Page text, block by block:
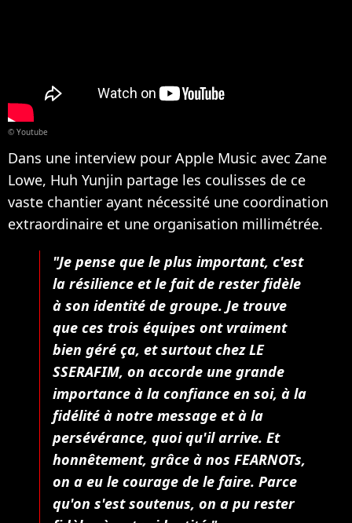
© Youtube
Dans une interview pour Apple Music avec Zane
Lowe, Huh Yunjin partage les coulisses de ce
vaste chantier ayant nécessité une coordination
extraordinaire et une organisation millimétrée.
"Je pense que le plus important, c'est
la résilience et le fait de rester fidèle
à son identité de groupe. Je trouve
que ces trois équipes ont vraiment
bien géré ça, et surtout chez LE
SSERAFIM, on accorde une grande
importance à la confiance en soi, à la
fidélité à notre message et à la
persévérance, quoi qu'il arrive. Et
honnêtement, grâce à nos FEARNOTs,
on a eu le courage de le faire. Parce
qu'on s'est soutenus, on a pu rester